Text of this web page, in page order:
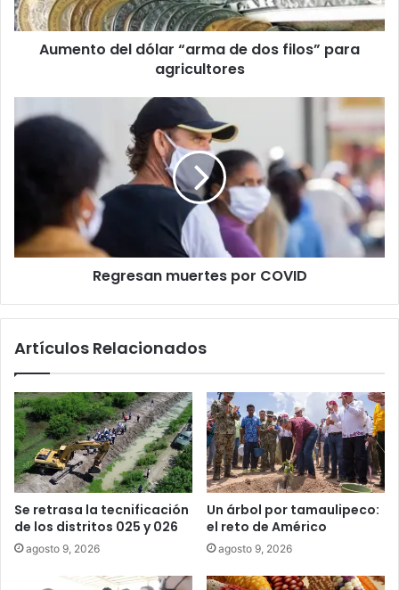
Aumento del dólar “arma de dos filos” para
agricultores
Regresan muertes por COVID
Artículos Relacionados
Se retrasa la tecnificación
de los distritos 025 y 026
agosto 9, 2026
Un árbol por tamaulipeco:
el reto de Américo
agosto 9, 2026